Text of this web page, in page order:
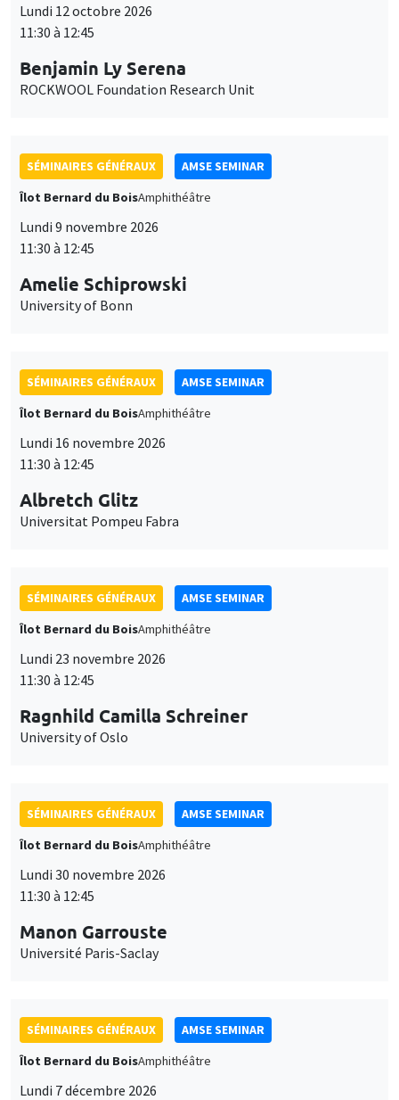
Lundi 12 octobre 2026
11:30 à 12:45
Benjamin Ly Serena
ROCKWOOL Foundation Research Unit
SÉMINAIRES GÉNÉRAUX
AMSE SEMINAR
Îlot Bernard du BoisAmphithéâtre
Lundi 9 novembre 2026
11:30 à 12:45
Amelie Schiprowski
University of Bonn
SÉMINAIRES GÉNÉRAUX
AMSE SEMINAR
Îlot Bernard du BoisAmphithéâtre
Lundi 16 novembre 2026
11:30 à 12:45
Albretch Glitz
Universitat Pompeu Fabra
SÉMINAIRES GÉNÉRAUX
AMSE SEMINAR
Îlot Bernard du BoisAmphithéâtre
Lundi 23 novembre 2026
11:30 à 12:45
Ragnhild Camilla Schreiner
University of Oslo
SÉMINAIRES GÉNÉRAUX
AMSE SEMINAR
Îlot Bernard du BoisAmphithéâtre
Lundi 30 novembre 2026
11:30 à 12:45
Manon Garrouste
Université Paris-Saclay
SÉMINAIRES GÉNÉRAUX
AMSE SEMINAR
Îlot Bernard du BoisAmphithéâtre
Lundi 7 décembre 2026